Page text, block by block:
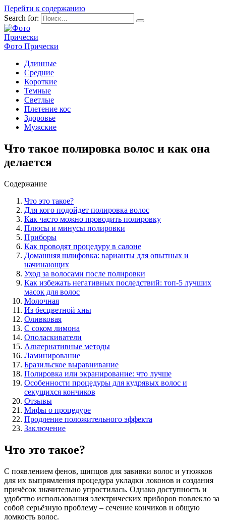
Перейти к содержанию
Search for:
Фото Прически
Длинные
Средние
Короткие
Темные
Светлые
Плетение кос
Здоровье
Мужские
Что такое полировка волос и как она
делается
Содержание
Что это такое?
Для кого подойдет полировка волос
Как часто можно проводить полировку
Плюсы и минусы полировки
Приборы
Как проводят процедуру в салоне
Домашняя шлифовка: варианты для опытных и
начинающих
Уход за волосами после полировки
Как избежать негативных последствий: топ-5 лучших
масок для волос
Молочная
Из бесцветной хны
Оливковая
С соком лимона
Ополаскиватели
Альтернативные методы
Ламинирование
Бразильское выравнивание
Полировка или экранирование: что лучше
Особенности процедуры для кудрявых волос и
секущихся кончиков
Отзывы
Мифы о процедуре
Продление положительного эффекта
Заключение
Что это такое?
С появлением фенов, щипцов для завивки волос и утюжков
для их выпрямления процедура укладки локонов и создания
причёсок значительно упростилась. Однако доступность и
удобство использования электрических приборов повлекло за
собой серьёзную проблему – сечение кончиков и общую
ломкость волос.